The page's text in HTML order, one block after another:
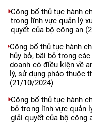
Công bố thủ tục hành
trong lĩnh vực quản lý
quyết của bộ công an
Công bố thủ tục hành
hủy bỏ, bãi bỏ trong
doanh có điều kiện về
lý, sử dụng pháo thuộc
(21/10/2024)
Công bố thủ tục hành
bỏ trong lĩnh vực quản
giải quyết của bộ công